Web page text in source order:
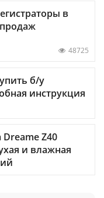
в
48725
б/у
инструкция
Z40
и влажная